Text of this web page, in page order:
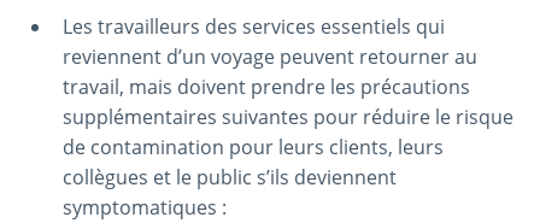
Les travailleurs des services essentiels qui
reviennent d’un voyage peuvent retourner au
travail, mais doivent prendre les précautions
supplémentaires suivantes pour réduire le risque
de contamination pour leurs clients, leurs
collègues et le public s’ils deviennent
symptomatiques :